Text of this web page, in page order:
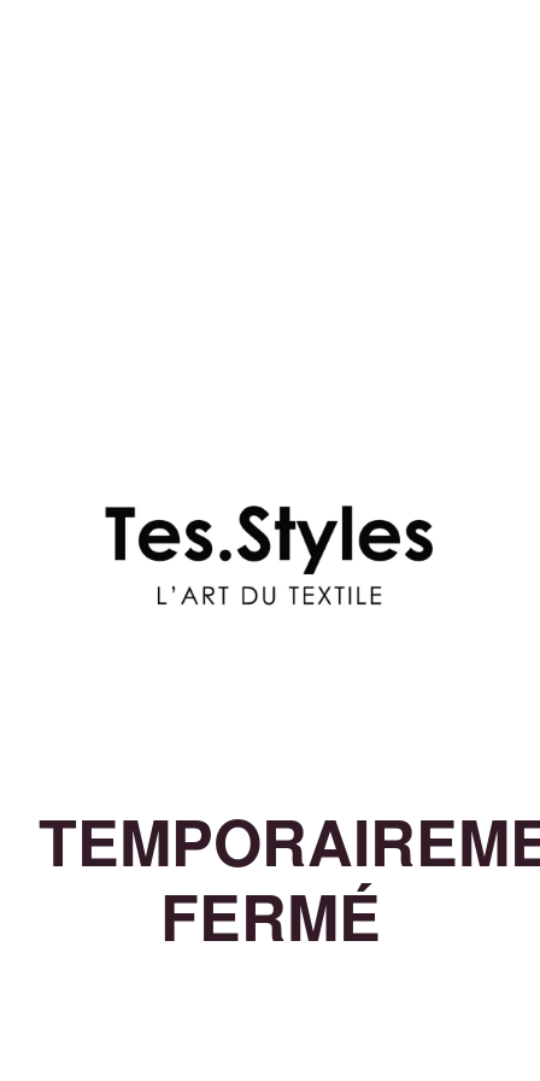
FERMÉ